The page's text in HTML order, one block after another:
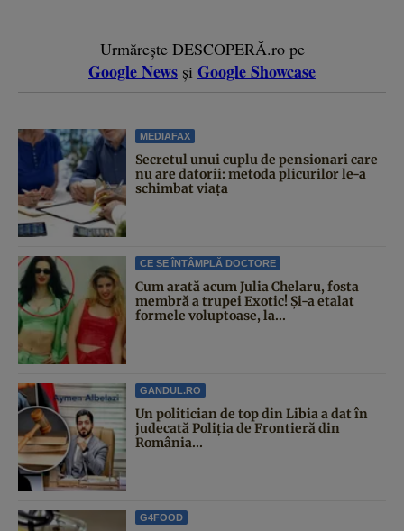
Urmărește DESCOPERĂ.ro pe
Google News și Google Showcase
MEDIAFAX
Secretul unui cuplu de pensionari care
nu are datorii: metoda plicurilor le-a
schimbat viața
CE SE ÎNTÂMPLĂ DOCTORE
Cum arată acum Julia Chelaru, fosta
membră a trupei Exotic! Și-a etalat
formele voluptoase, la...
GANDUL.RO
Un politician de top din Libia a dat în
judecată Poliția de Frontieră din
România...
G4FOOD